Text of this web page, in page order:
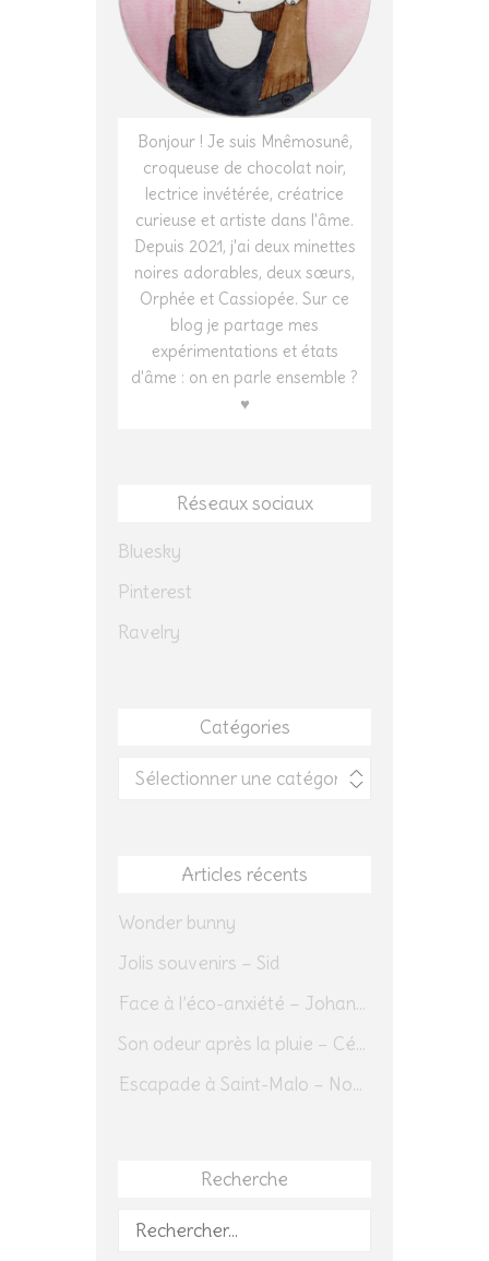
Bonjour ! Je suis Mnêmosunê,
croqueuse de chocolat noir,
lectrice invétérée, créatrice
curieuse et artiste dans l'âme.
Depuis 2021, j'ai deux minettes
noires adorables, deux sœurs,
Orphée et Cassiopée. Sur ce
blog je partage mes
expérimentations et états
d'âme : on en parle ensemble ?
♥
Réseaux sociaux
Bluesky
Pinterest
Ravelry
Catégories
Catégories
Articles récents
Wonder bunny
Jolis souvenirs – Sid
Face à l’éco-anxiété – Johannes Herrmann
Son odeur après la pluie – Cédric Sapin-Defour
Escapade à Saint-Malo – Novembre 2025 – Jour 1
Recherche
Rechercher :